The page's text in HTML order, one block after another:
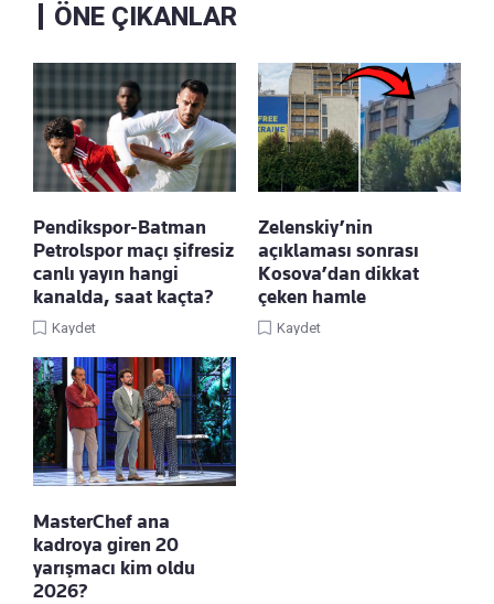
ÖNE ÇIKANLAR
Pendikspor-Batman
Petrolspor maçı şifresiz
canlı yayın hangi
kanalda, saat kaçta?
Kaydet
Zelenskiy’nin
açıklaması sonrası
Kosova’dan dikkat
çeken hamle
Kaydet
MasterChef ana
kadroya giren 20
yarışmacı kim oldu
2026?